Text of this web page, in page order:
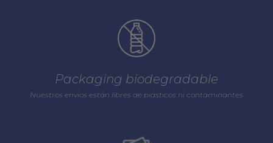
Packaging biodegradable
Nuestros envios están libres de plásticos ni contaminantes